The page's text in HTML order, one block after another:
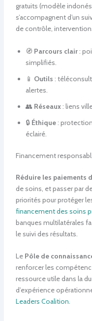
gratuits (modèle
s’accompagnent d’un
de contrôle,
🧭 Parcours clair:
simplifiés.
📱 Outils :
alertes.
👥 Réseaux: liens
🔒 Éthique:
éclairé.
Financement
Réduire les paiements
de soins, et passer par
priorités pour protéger
financement des soins
banques multilatérales
le suivi des résultats.
Le Pôle de
renforcer les
ressource utile dans la
d’expérience
Leaders Coalition.